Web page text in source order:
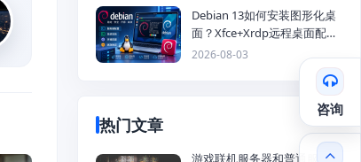
Debian 13如何安装图形化桌
面？Xfce+Xrdp远程桌面配置
教程
2026-08-03
热门文章
游戏联机服务器和普通服务器
咨询